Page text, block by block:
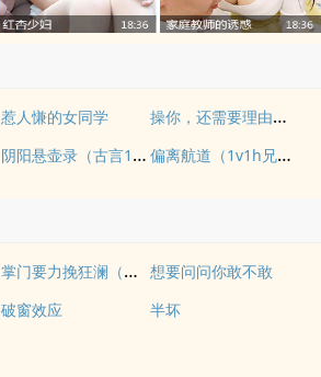
惹人慊的女同学 操你，还需要理由吗？(校园H)
阴阳悬壶录（古言1v1H） 偏离航道（1v1h兄妹骨科bg）
掌门要力挽狂澜（重生NPH)
想要问问你敢不敢
破窗效应 半坏